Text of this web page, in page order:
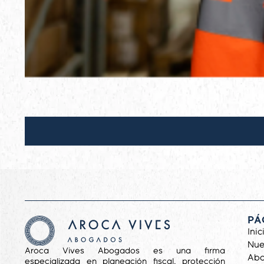
Aroca Vives Abogados es una firma
especializada en planeación fiscal, protección